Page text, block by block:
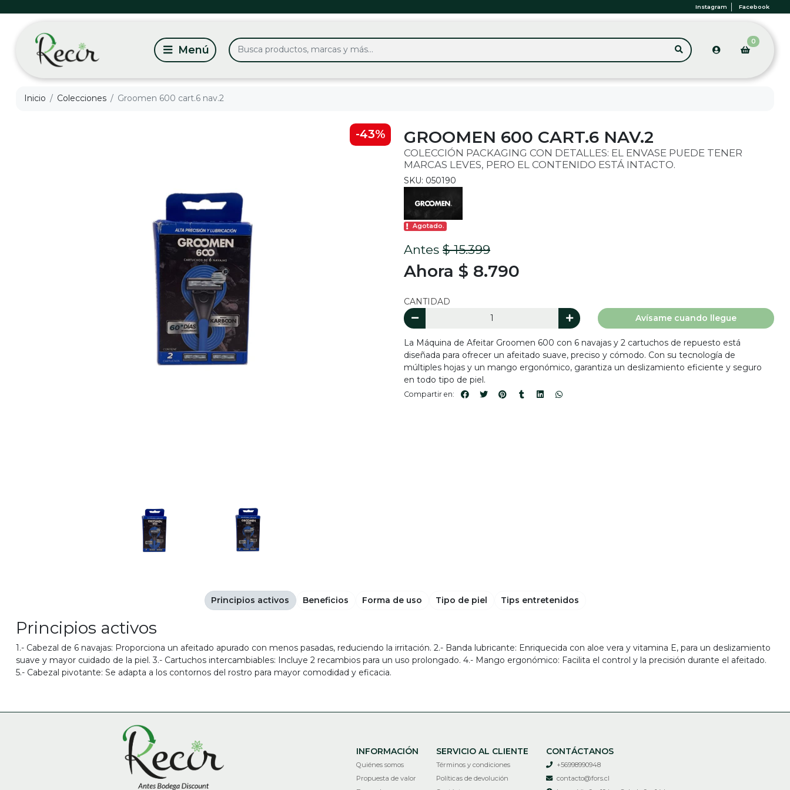
Instagram Facebook
0
Inicio Colecciones Groomen 600 cart.6 nav.2
-43% GROOMEN 600 CART.6 NAV.2
COLECCIÓN PACKAGING CON DETALLES: EL ENVASE PUEDE TENER
MARCAS LEVES, PERO EL CONTENIDO ESTÁ INTACTO.
SKU: 050190
Agotado.
Antes $ 15.399
Ahora $ 8.790
CANTIDAD
Avísame cuando llegue
La Máquina de Afeitar Groomen 600 con 6 navajas y 2 cartuchos de repuesto está
diseñada para ofrecer un afeitado suave, preciso y cómodo. Con su tecnología de
múltiples hojas y un mango ergonómico, garantiza un deslizamiento eficiente y seguro
en todo tipo de piel.
Compartir en:
Principios activos
1.- Cabezal de 6 navajas: Proporciona un afeitado apurado con menos pasadas, reduciendo la irritación. 2.- Banda lubricante: Enriquecida con aloe vera y vitamina E, para un deslizamiento
suave y mayor cuidado de la piel. 3.- Cartuchos intercambiables: Incluye 2 recambios para un uso prolongado. 4.- Mango ergonómico: Facilita el control y la precisión durante el afeitado.
5.- Cabezal pivotante: Se adapta a los contornos del rostro para mayor comodidad y eficacia.
Principios activos Beneficios Forma de uso Tipo de piel Tips entretenidos
INFORMACIÓN
Quiénes somos
Propuesta de valor
SERVICIO AL CLIENTE
Términos y condiciones
Políticas de devolución
CONTÁCTANOS
+56998990948
contacto@fors.cl